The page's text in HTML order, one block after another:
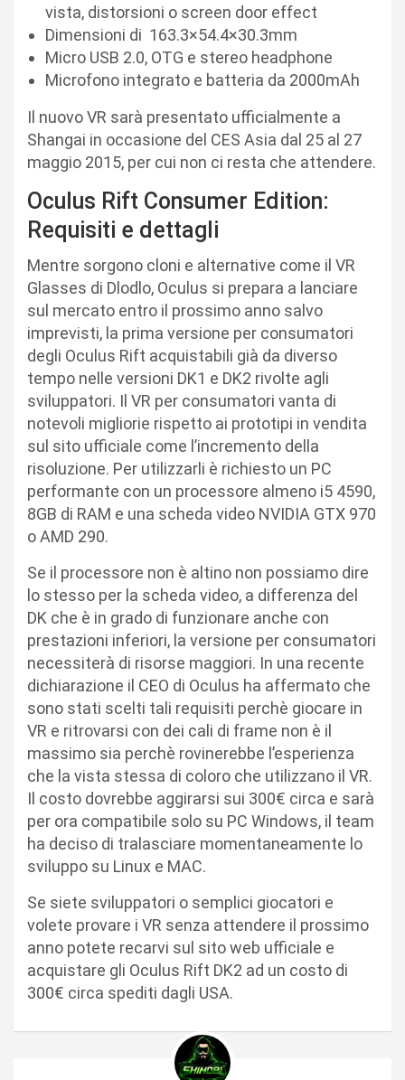
vista, distorsioni o screen door effect
Dimensioni di 163.3×54.4×30.3mm
Micro USB 2.0, OTG e stereo headphone
Microfono integrato e batteria da 2000mAh
Il nuovo VR sarà presentato ufficialmente a
Shangai in occasione del CES Asia dal 25 al 27
maggio 2015, per cui non ci resta che attendere.
Oculus Rift Consumer Edition:
Requisiti e dettagli
Mentre sorgono cloni e alternative come il VR
Glasses di Dlodlo, Oculus si prepara a lanciare
sul mercato entro il prossimo anno salvo
imprevisti, la prima versione per consumatori
degli Oculus Rift acquistabili già da diverso
tempo nelle versioni DK1 e DK2 rivolte agli
sviluppatori. Il VR per consumatori vanta di
notevoli migliorie rispetto ai prototipi in vendita
sul sito ufficiale come l’incremento della
risoluzione. Per utilizzarli è richiesto un PC
performante con un processore almeno i5 4590,
8GB di RAM e una scheda video NVIDIA GTX 970
o AMD 290.
Se il processore non è altino non possiamo dire
lo stesso per la scheda video, a differenza del
DK che è in grado di funzionare anche con
prestazioni inferiori, la versione per consumatori
necessiterà di risorse maggiori. In una recente
dichiarazione il CEO di Oculus ha affermato che
sono stati scelti tali requisiti perchè giocare in
VR e ritrovarsi con dei cali di frame non è il
massimo sia perchè rovinerebbe l’esperienza
che la vista stessa di coloro che utilizzano il VR.
Il costo dovrebbe aggirarsi sui 300€ circa e sarà
per ora compatibile solo su PC Windows, il team
ha deciso di tralasciare momentaneamente lo
sviluppo su Linux e MAC.
Se siete sviluppatori o semplici giocatori e
volete provare i VR senza attendere il prossimo
anno potete recarvi sul sito web ufficiale e
acquistare gli Oculus Rift DK2 ad un costo di
300€ circa spediti dagli USA.